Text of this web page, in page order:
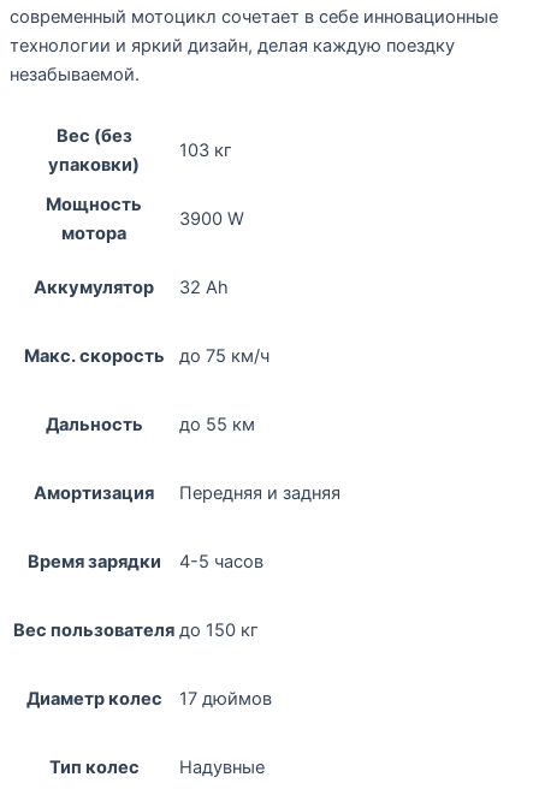
современный мотоцикл сочетает в себе инновационные
технологии и яркий дизайн, делая каждую поездку
незабываемой.
Вес (без
упаковки)
103 кг
Мощность
мотора
3900 W
Аккумулятор 32 Ah
Макс. скорость до 75 км/ч
Дальность до 55 км
Амортизация Передняя и задняя
Время зарядки 4-5 часов
Вес пользователя до 150 кг
Диаметр колес 17 дюймов
Тип колес Надувные